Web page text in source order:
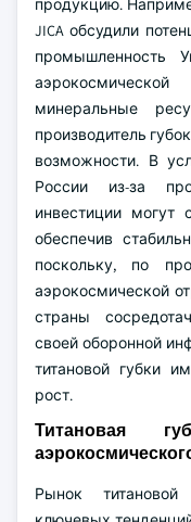
продукцию.
JICA обсудили
промышленность
минеральные
производитель
возможности. В
России из-за
инвестиции могут
обеспечив
поскольку, по
аэрокосмической
страны
своей оборонной
титановой губки
рост.
Титановая
Рынок